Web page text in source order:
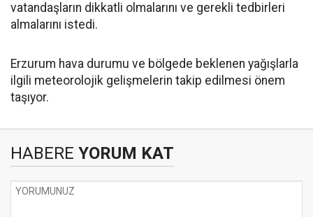
vatandaşların dikkatli olmalarını ve gerekli tedbirleri
almalarını istedi.
Erzurum hava durumu ve bölgede beklenen yağışlarla
ilgili meteorolojik gelişmelerin takip edilmesi önem
taşıyor.
HABERE YORUM KAT